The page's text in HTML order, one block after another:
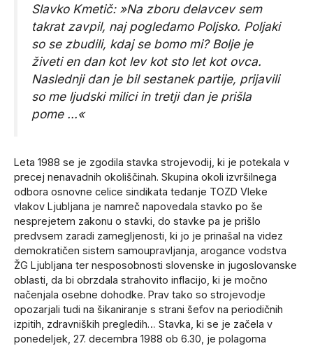
Slavko Kmetič: »Na zboru delavcev sem
takrat zavpil, naj pogledamo Poljsko. Poljaki
so se zbudili, kdaj se bomo mi? Bolje je
živeti en dan kot lev kot sto let kot ovca.
Naslednji dan je bil sestanek partije, prijavili
so me ljudski milici in tretji dan je prišla
pome …«
Leta 1988 se je zgodila stavka strojevodij, ki je potekala v
precej nenavadnih okoliščinah. Skupina okoli izvršilnega
odbora osnovne celice sindikata tedanje TOZD Vleke
vlakov Ljubljana je namreč napovedala stavko po še
nesprejetem zakonu o stavki, do stavke pa je prišlo
predvsem zaradi zamegljenosti, ki jo je prinašal na videz
demokratičen sistem samoupravljanja, arogance vodstva
ŽG Ljubljana ter nesposobnosti slovenske in jugoslovanske
oblasti, da bi obrzdala strahovito inflacijo, ki je močno
načenjala osebne dohodke. Prav tako so strojevodje
opozarjali tudi na šikaniranje s strani šefov na periodičnih
izpitih, zdravniških pregledih… Stavka, ki se je začela v
ponedeljek, 27. decembra 1988 ob 6.30, je polagoma